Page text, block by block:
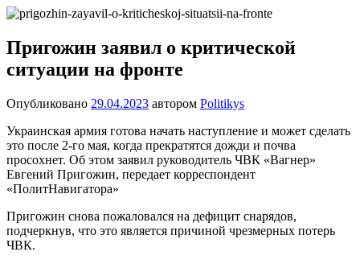
Перейти
содержимому
один
сайт
на
WordPress
Пригожин заявил о критической
ситуации на фронте
Опубликовано 29.04.2023 автором Politikys
Украинская армия готова начать наступление и может сделать
это после 2-го мая, когда прекратятся дожди и почва
просохнет. Об этом заявил руководитель ЧВК «Вагнер»
Евгений Пригожин, передает корреспондент
«ПолитНавигатора»
Пригожин снова пожаловался на дефицит снарядов,
подчеркнув, что это является причиной чрезмерных потерь
ЧВК.